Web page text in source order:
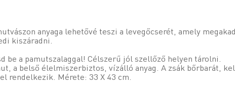
anyaga lehetővé teszi a levegőcserét, amely
kiszáradni.
be a pamutszalaggal! Célszerű jól szellőző helyen tárolni.
a belső élelmiszerbiztos, vízálló anyag. A zsák bőrbarát,
rendelkezik. Mérete: 33 X 43 cm.